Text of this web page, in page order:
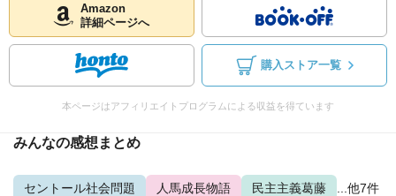
Amazon
詳細ページへ
購入ストア一覧
本ページはアフィリエイトプログラムによる収益を得ています
みんなの感想まとめ
セントール社会問題 人馬成長物語 民主主義葛藤 ...他7件